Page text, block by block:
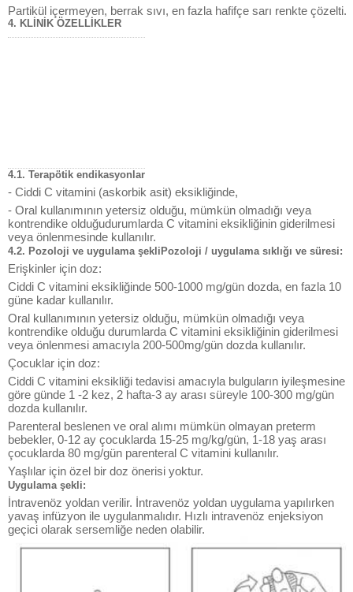
Partikül içermeyen, berrak sıvı, en fazla hafifçe sarı renkte çözelti.
4. KLİNİK ÖZELLİKLER
4.1. Terapötik endikasyonlar
- Ciddi C vitamini (askorbik asit) eksikliğinde,
- Oral kullanımının yetersiz olduğu, mümkün olmadığı veya
kontrendike olduğudurumlarda C vitamini eksikliğinin giderilmesi
veya önlenmesinde kullanılır.
4.2. Pozoloji ve uygulama şekliPozoloji / uygulama sıklığı ve süresi:
Erişkinler için doz:
Ciddi C vitamini eksikliğinde 500-1000 mg/gün dozda, en fazla 10
güne kadar kullanılır.
Oral kullanımının yetersiz olduğu, mümkün olmadığı veya
kontrendike olduğu durumlarda C vitamini eksikliğinin giderilmesi
veya önlenmesi amacıyla 200-500mg/gün dozda kullanılır.
Çocuklar için doz:
Ciddi C vitamini eksikliği tedavisi amacıyla bulguların iyileşmesine
göre günde 1 -2 kez, 2 hafta-3 ay arası süreyle 100-300 mg/gün
dozda kullanılır.
Parenteral beslenen ve oral alımı mümkün olmayan preterm
bebekler, 0-12 ay çocuklarda 15-25 mg/kg/gün, 1-18 yaş arası
çocuklarda 80 mg/gün parenteral C vitamini kullanılır.
Yaşlılar için özel bir doz önerisi yoktur.
Uygulama şekli:
İntravenöz yoldan verilir. İntravenöz yoldan uygulama yapılırken
yavaş infüzyon ile uygulanmalıdır. Hızlı intravenöz enjeksiyon
geçici olarak sersemliğe neden olabilir.